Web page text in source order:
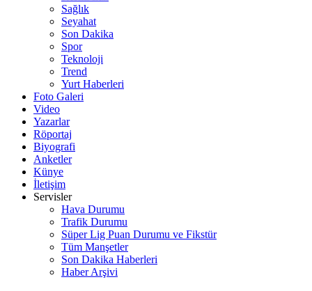
Sağlık
Seyahat
Son Dakika
Spor
Teknoloji
Trend
Yurt Haberleri
Foto Galeri
Video
Yazarlar
Röportaj
Biyografi
Anketler
Künye
İletişim
Servisler
Hava Durumu
Trafik Durumu
Süper Lig Puan Durumu ve Fikstür
Tüm Manşetler
Son Dakika Haberleri
Haber Arşivi